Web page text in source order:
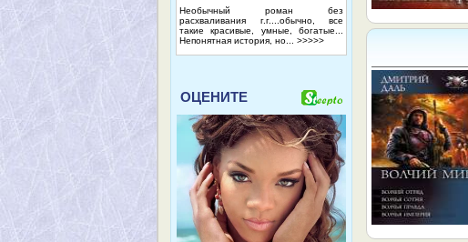
Необычный роман без
расхваливания г.г....обычно, все
такие красивые, умные, богатые...
Непонятная история, но... >>>>>
ОЦЕНИТЕ